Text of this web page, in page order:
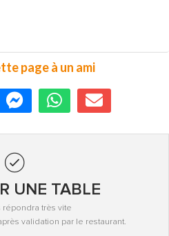
page à un ami
UNE TABLE
répondra très vite
validation par le restaurant.